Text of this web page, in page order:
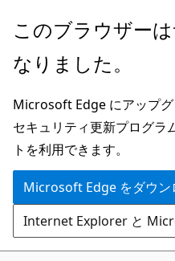
メ
ン
ン
テ
ン
ツ
に
ス
キ
このブラウザー
なりました。
Microsoft Edge にアップグ
セキュリティ更新プログラ
トを利用できます。
Microsoft Edge をダウン
Internet Explorer と